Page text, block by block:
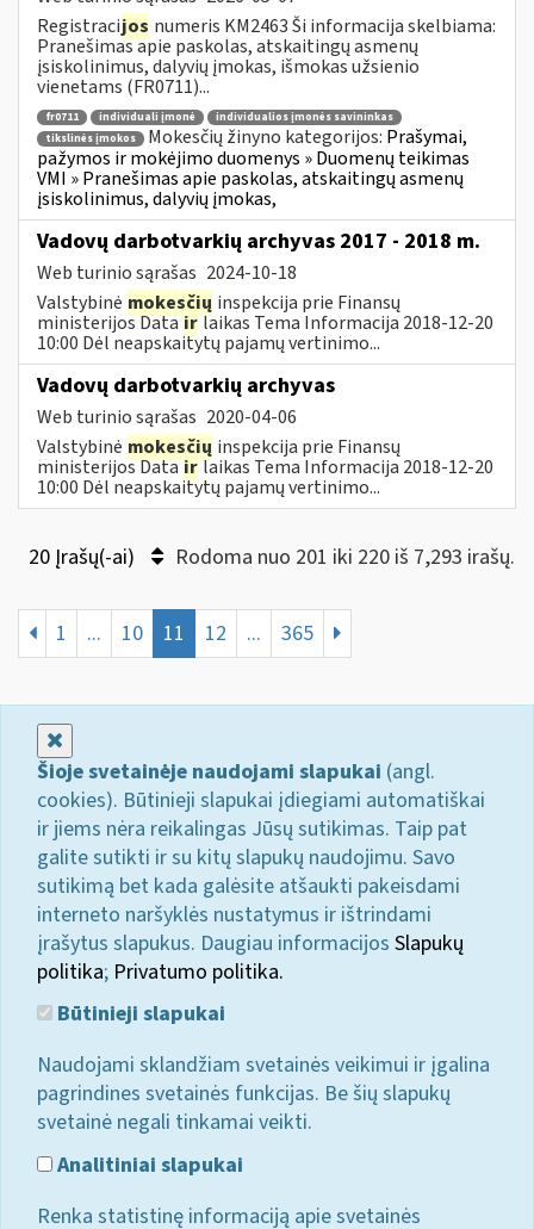
Registracijos numeris KM2463 Ši informacija skelbiama:
Pranešimas apie paskolas, atskaitingų asmenų
įsiskolinimus, dalyvių įmokas, išmokas užsienio
vienetams (FR0711)...
fr0711 individuali įmonė
individualios įmonės savininkas
tikslinės įmokos
Mokesčių žinyno kategorijos: Prašymai,
pažymos ir mokėjimo duomenys » Duomenų teikimas
VMI » Pranešimas apie paskolas, atskaitingų asmenų
įsiskolinimus, dalyvių įmokas,
Vadovų darbotvarkių archyvas 2017 - 2018 m.
Web turinio sąrašas 2024-10-18
Valstybinė mokesčių inspekcija prie Finansų
ministerijos Datairlaikas Tema Informacija 2018-12-20
10:00 Dėl neapskaitytų pajamų vertinimo...
Vadovų darbotvarkių archyvas
Web turinio sąrašas 2020-04-06
Valstybinė mokesčių inspekcija prie Finansų
ministerijos Datairlaikas Tema Informacija 2018-12-20
10:00 Dėl neapskaitytų pajamų vertinimo...
20 Įrašų(-ai) Rodoma nuo 201 iki 220 iš 7,293 irašų.
1 ... 10 11 12 ... 365
Šioje svetainėje naudojami slapukai (angl.
cookies). Būtinieji slapukai įdiegiami automatiškai
ir jiems nėra reikalingas Jūsų sutikimas. Taip pat
galite sutikti ir su kitų slapukų naudojimu. Savo
sutikimą bet kada galėsite atšaukti pakeisdami
interneto naršyklės nustatymus ir ištrindami
įrašytus slapukus. Daugiau informacijos Slapukų
politika; Privatumo politika.
Būtinieji slapukai
Naudojami sklandžiam svetainės veikimui ir įgalina
pagrindines svetainės funkcijas. Be šių slapukų
svetainė negali tinkamai veikti.
Analitiniai slapukai
Renka statistinę informaciją apie svetainės